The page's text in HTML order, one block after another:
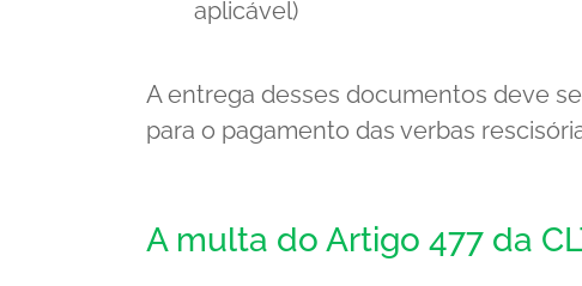
aplicável)
A entrega desses documentos deve
para o pagamento das verbas
A multa do Artigo 477 da